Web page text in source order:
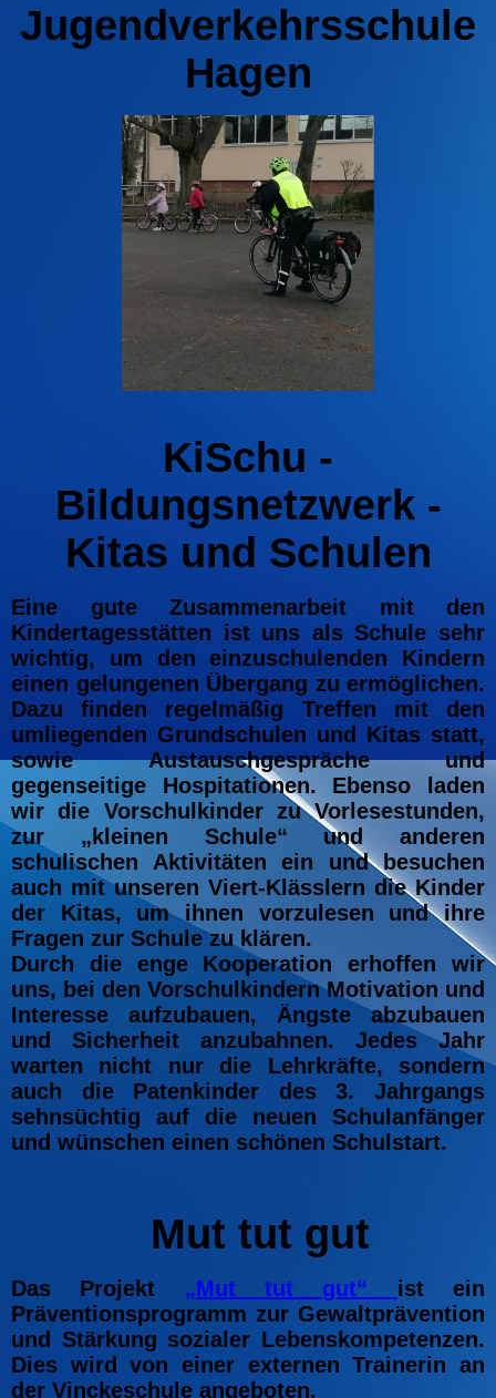
Jugendverkehrsschule
Hagen
KiSchu -
Bildungsnetzwerk -
Kitas und Schulen
Eine gute Zusammenarbeit mit den
Kindertagesstätten ist uns als Schule sehr
wichtig, um den einzuschulenden Kindern
einen gelungenen Übergang zu ermöglichen.
Dazu finden regelmäßig Treffen mit den
umliegenden Grundschulen und Kitas statt,
sowie Austauschgespräche und
gegenseitige Hospitationen. Ebenso laden
wir die Vorschulkinder zu Vorlesestunden,
zur „kleinen Schule“ und anderen
schulischen Aktivitäten ein und besuchen
auch mit unseren Viert-Klässlern die Kinder
der Kitas, um ihnen vorzulesen und ihre
Fragen zur Schule zu klären.
Durch die enge Kooperation erhoffen wir
uns, bei den Vorschulkindern Motivation und
Interesse aufzubauen, Ängste abzubauen
und Sicherheit anzubahnen. Jedes Jahr
warten nicht nur die Lehrkräfte, sondern
auch die Patenkinder des 3. Jahrgangs
sehnsüchtig auf die neuen Schulanfänger
und wünschen einen schönen Schulstart.
Mut tut gut
Das Projekt „Mut tut gut“ ist ein
Präventionsprogramm zur Gewaltprävention
und Stärkung sozialer Lebenskompetenzen.
Dies wird von einer externen Trainerin an
der Vinckeschule angeboten.